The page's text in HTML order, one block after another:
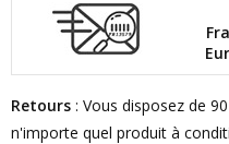
Retours : Vous disposez de
n'importe quel produit à